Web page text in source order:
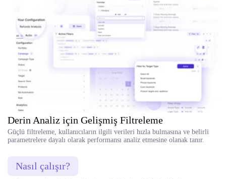
Derin Analiz için Gelişmiş Filtreleme
Güçlü filtreleme, kullanıcıların ilgili verileri hızla bulmasına ve belirli
parametrelere dayalı olarak performansı analiz etmesine olanak tanır.
Nasıl çalışır?